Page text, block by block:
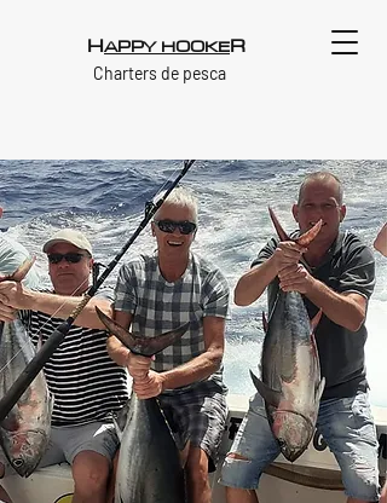
HAPPY HOOKER
Charters de pesca